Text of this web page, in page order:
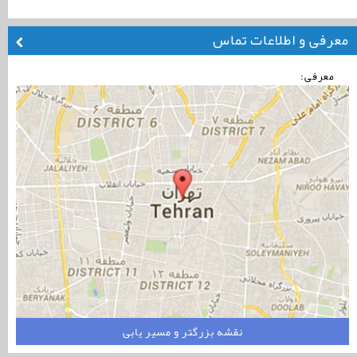
معرفی و اطلاعات تماس
معرفی:
نقشه بزرگتر و مسیر یابی